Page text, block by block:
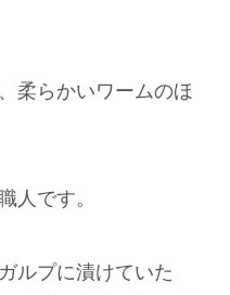
柔らかいワームのほ
人です。
ルプに漬けていた